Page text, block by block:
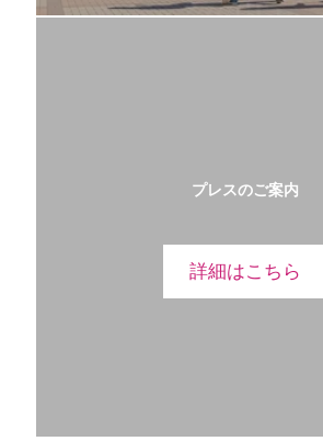
プレスのご案内
詳細はこちら